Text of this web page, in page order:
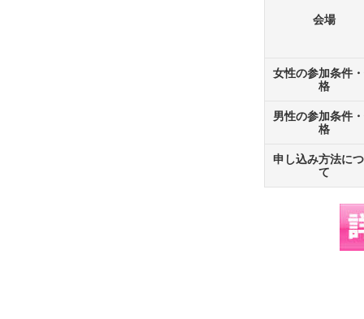
会場
女性の参加条件
格
男性の参加条件
格
申し込み方法に
て